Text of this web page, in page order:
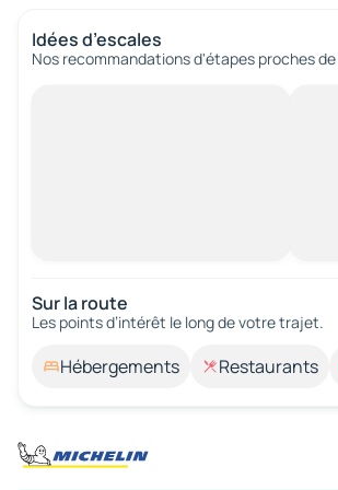
Idées d’escales
Nos recommandations d'étapes proches de
Sur la route
Les points d’intérêt le long de votre trajet.
Hébergements Restaurants